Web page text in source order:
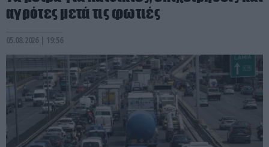
αγρότες μετά τις φωτιές
05.08.2026 | 19:56